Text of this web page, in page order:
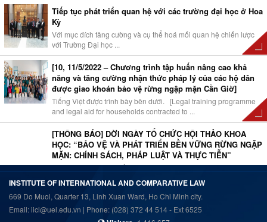
Tiếp tục phát triển quan hệ với các trường đại học ở Hoa
Kỳ
Với mục đích tăng cường và cụ thể hoá mối quan hệ chiến lược
với Trường Đại học ...
[10, 11/5/2022 – Chương trình tập huấn nâng cao khả
năng và tăng cường nhận thức pháp lý của các hộ dân
được giao khoán bảo vệ rừng ngập mặn Cần Giờ]
Tiếng Việt được trình bày bên dưới. [Legal training programme
and legal aid for households contracted to ...
[THÔNG BÁO] DỜI NGÀY TỔ CHỨC HỘI THẢO KHOA
HỌC: “BẢO VỆ VÀ PHÁT TRIỂN BỀN VỮNG RỪNG NGẬP
MẶN: CHÍNH SÁCH, PHÁP LUẬT VÀ THỰC TIỄN”
Trường Đại học Kinh tế – Luật (UEL) xin trân trọng thông báo tới
[14/6/2022 – Chương trình tập huấn nâng cao khả năng
nhận thức về rừng ngập mặn cho học sinh tại Huyện
INSTITUTE OF INTERNATIONAL AND COMPARATIVE LAW
669 Do Muoi, Quarter 13, Linh Xuan Ward, Ho Chi Minh city.
Email: iicl@uel.edu.vn | Phone: (028) 372 44 514 - Ext 6525